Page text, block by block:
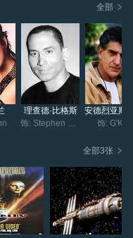
字。
全部
理查德·比格斯
饰: Stephen Franklin, M.D.
饰: G'Kar
全部3张